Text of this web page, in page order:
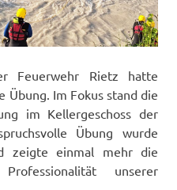
Feuerwehr Rietz hatte
Übung. Im Fokus stand die
im Kellergeschoss der
Übung wurde
zeigte einmal mehr die
unserer